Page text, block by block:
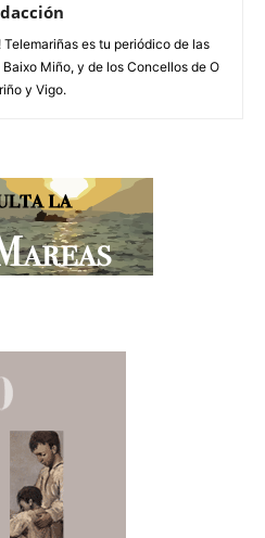
Telemariñas es tu periódico de las
Miño, y de los Concellos de O
y Vigo.